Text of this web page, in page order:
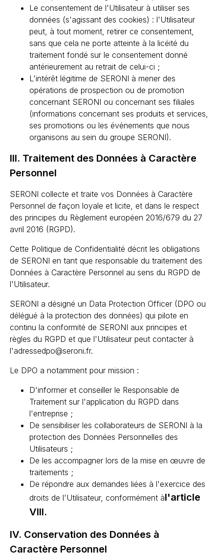
Le consentement de l'Utilisateur à utiliser ses
données (s'agissant des cookies) : l'Utilisateur
peut, à tout moment, retirer ce consentement,
sans que cela ne porte atteinte à la licéité du
traitement fondé sur le consentement donné
antérieurement au retrait de celui-ci ;
L'intérêt légitime de SERONI à mener des
opérations de prospection ou de promotion
concernant SERONI ou concernant ses filiales
(informations concernant ses produits et services,
ses promotions ou les événements que nous
organisons au sein du groupe SERONI).
III. Traitement des Données à Caractère
Personnel
SERONI collecte et traite vos Données à Caractère
Personnel de façon loyale et licite, et dans le respect
des principes du Règlement européen 2016/679 du 27
avril 2016 (RGPD).
Cette Politique de Confidentialité décrit les obligations
de SERONI en tant que responsable du traitement des
Données à Caractère Personnel au sens du RGPD de
l'Utilisateur.
SERONI a désigné un Data Protection Officer (DPO ou
délégué à la protection des données) qui pilote en
continu la conformité de SERONI aux principes et
règles du RGPD et que l'Utilisateur peut contacter à
l'adressedpo@seroni.fr.
Le DPO a notamment pour mission :
D'informer et conseiller le Responsable de
Traitement sur l'application du RGPD dans
l'entreprise ;
De sensibiliser les collaborateurs de SERONI à la
protection des Données Personnelles des
Utilisateurs ;
De les accompagner lors de la mise en œuvre de
traitements ;
De répondre aux demandes liées à l'exercice des
droits de l'Utilisateur, conformément àl'article
VIII.
IV. Conservation des Données à
Caractère Personnel